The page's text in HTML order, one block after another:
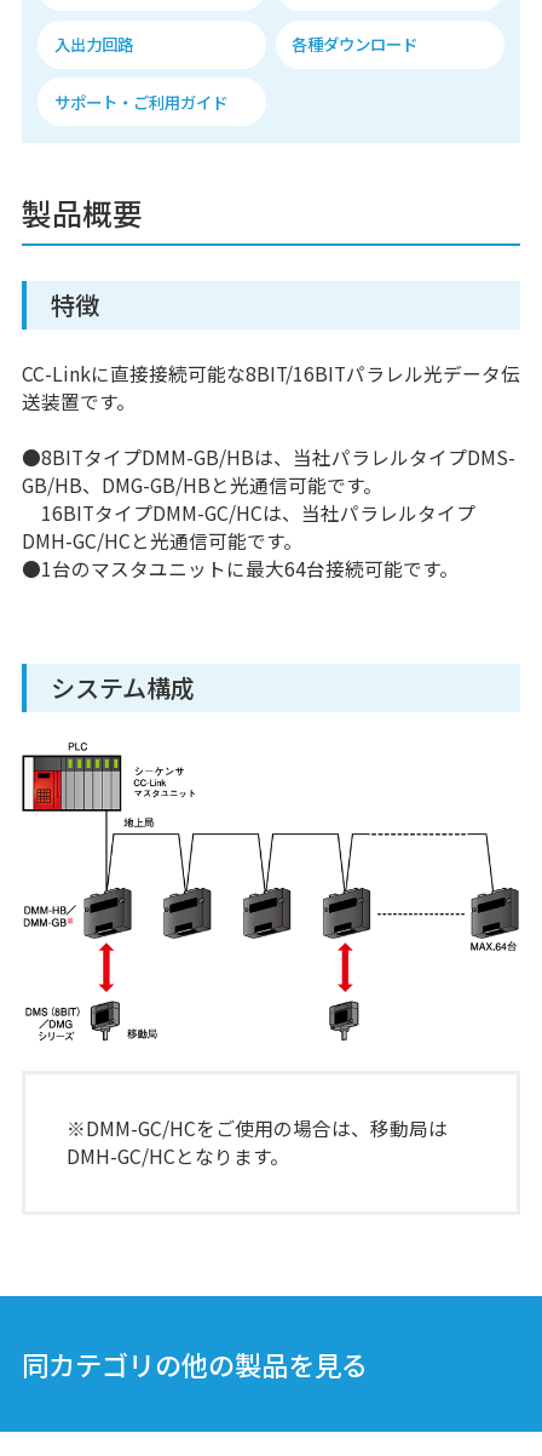
入出力回路 各種ダウンロード
サポート・ご利用ガイド
製品概要
特徴
CC-Linkに直接接続可能な8BIT/16BITパラレル光データ伝
送装置です。
●8BITタイプDMM-GB/HBは、当社パラレルタイプDMS-
GB/HB、DMG-GB/HBと光通信可能です。
16BITタイプDMM-GC/HCは、当社パラレルタイプ
DMH-GC/HCと光通信可能です。
●1台のマスタユニットに最大64台接続可能です。
システム構成
※DMM-GC/HCをご使用の場合は、移動局は
DMH-GC/HCとなります。
同カテゴリの他の製品を見る
光データ伝送装置 各種オープンネ
DWF-15LE-L01/20LE
DME-G/H-N01
光データ伝送装置 各種オープンネ